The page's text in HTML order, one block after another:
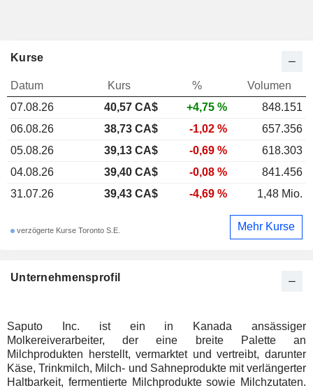
Unternehmensprofil
Saputo Inc. ist ein in Kanada ansässiger
Molkereiverarbeiter, der eine breite Palette an
Milchprodukten herstellt, vermarktet und vertreibt, darunter
Käse, Trinkmilch, Milch- und Sahneprodukte mit verlängerter
Haltbarkeit, fermentierte Milchprodukte sowie Milchzutaten.
Kurse
Datum Kurs %
Volumen
07.08.26
40,57 CA$ +4,75 %
848.151
06.08.26
38,73 CA$ -1,02 %
657.356
05.08.26
39,13 CA$ -0,69 %
618.303
04.08.26
39,40 CA$ -0,08 %
841.456
31.07.26
39,43 CA$ -4,69 % 1,48 Mio.
verzögerte Kurse Toronto S.E. Mehr Kurse